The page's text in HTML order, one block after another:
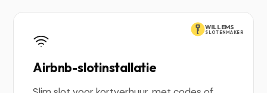
WILLEMS
SLOTENMAKER
Airbnb-slotinstallatie